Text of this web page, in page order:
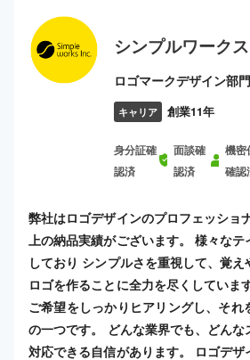
シンプルワークス
ロゴマークデザイン部門
キャリア 創業11年
身分証確
認済
面談確
認済
機密
確認
弊社はロゴデザインのプロフェッショ
上の納品実績がございます。 様々な
しており シンプルさを重視して、覚え
ロゴを作ることに全力を尽くしていま
ご希望をしっかりヒアリングし、それ
の一つです。 どんな業界でも、どん
対応できる自信があります。 ロゴデ